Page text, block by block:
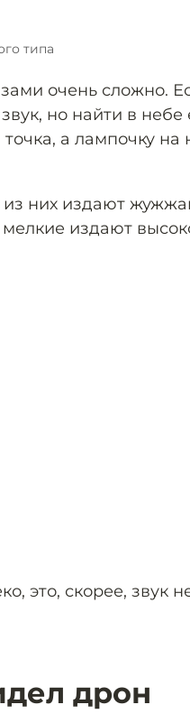
типа
очень сложно.
но найти в небе
а лампочку на
них издают
издают
это, скорее, звук
дрон